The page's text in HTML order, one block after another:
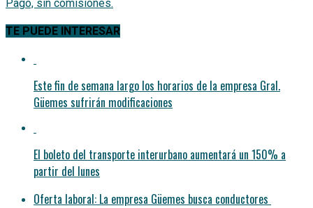
TE PUEDE INTERESAR
Este fin de semana largo los horarios de la empresa Gral.
Güemes sufrirán modificaciones
El boleto del transporte interurbano aumentará un 150% a
partir del lunes
Oferta laboral: La empresa Güemes busca conductores